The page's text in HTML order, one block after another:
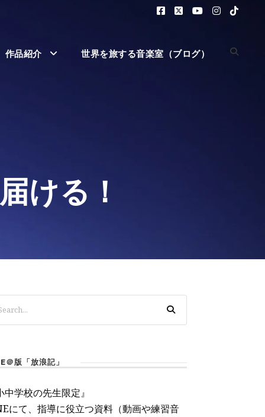
作品紹介 世界を旅する音楽室（ブログ）
ける！
＠版「放浪記」
中学校の先生限定』
にて、指導に役立つ資料（動画や練習音